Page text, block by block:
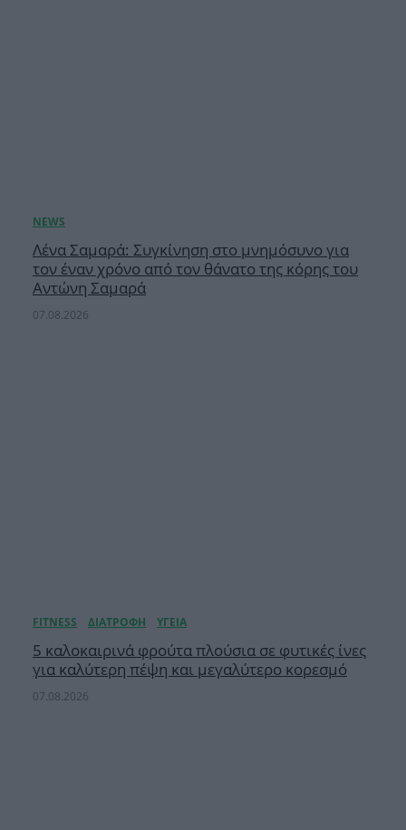
Λένα Σαμαρά: Συγκίνηση στο μνημόσυνο για
τον έναν χρόνο από τον θάνατο της κόρης του
Αντώνη Σαμαρά
07.08.2026
5 καλοκαιρινά φρούτα πλούσια σε φυτικές ίνες
για καλύτερη πέψη και μεγαλύτερο κορεσμό
07.08.2026